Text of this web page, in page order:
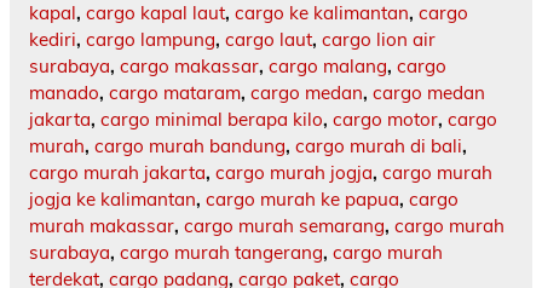
kapal, cargo kapal laut, cargo ke kalimantan, cargo
kediri, cargo lampung, cargo laut, cargo lion air
surabaya, cargo makassar, cargo malang, cargo
manado, cargo mataram, cargo medan, cargo medan
jakarta, cargo minimal berapa kilo, cargo motor, cargo
murah, cargo murah bandung, cargo murah di bali,
cargo murah jakarta, cargo murah jogja, cargo murah
jogja ke kalimantan, cargo murah ke papua, cargo
murah makassar, cargo murah semarang, cargo murah
surabaya, cargo murah tangerang, cargo murah
terdekat, cargo padang, cargo paket, cargo